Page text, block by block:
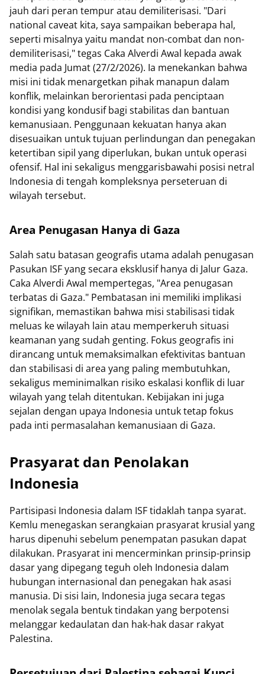
jauh dari peran tempur atau demiliterisasi. "Dari
national caveat kita, saya sampaikan beberapa hal,
seperti misalnya yaitu mandat non-combat dan non-
demiliterisasi," tegas Caka Alverdi Awal kepada awak
media pada Jumat (27/2/2026). Ia menekankan bahwa
misi ini tidak menargetkan pihak manapun dalam
konflik, melainkan berorientasi pada penciptaan
kondisi yang kondusif bagi stabilitas dan bantuan
kemanusiaan. Penggunaan kekuatan hanya akan
disesuaikan untuk tujuan perlindungan dan penegakan
ketertiban sipil yang diperlukan, bukan untuk operasi
ofensif. Hal ini sekaligus menggarisbawahi posisi netral
Indonesia di tengah kompleksnya perseteruan di
wilayah tersebut.
Area Penugasan Hanya di Gaza
Salah satu batasan geografis utama adalah penugasan
Pasukan ISF yang secara eksklusif hanya di Jalur Gaza.
Caka Alverdi Awal mempertegas, "Area penugasan
terbatas di Gaza." Pembatasan ini memiliki implikasi
signifikan, memastikan bahwa misi stabilisasi tidak
meluas ke wilayah lain atau memperkeruh situasi
keamanan yang sudah genting. Fokus geografis ini
dirancang untuk memaksimalkan efektivitas bantuan
dan stabilisasi di area yang paling membutuhkan,
sekaligus meminimalkan risiko eskalasi konflik di luar
wilayah yang telah ditentukan. Kebijakan ini juga
sejalan dengan upaya Indonesia untuk tetap fokus
pada inti permasalahan kemanusiaan di Gaza.
Prasyarat dan Penolakan
Indonesia
Partisipasi Indonesia dalam ISF tidaklah tanpa syarat.
Kemlu menegaskan serangkaian prasyarat krusial yang
harus dipenuhi sebelum penempatan pasukan dapat
dilakukan. Prasyarat ini mencerminkan prinsip-prinsip
dasar yang dipegang teguh oleh Indonesia dalam
hubungan internasional dan penegakan hak asasi
manusia. Di sisi lain, Indonesia juga secara tegas
menolak segala bentuk tindakan yang berpotensi
melanggar kedaulatan dan hak-hak dasar rakyat
Palestina.